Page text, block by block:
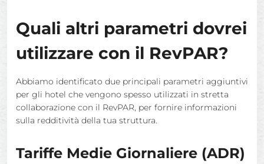
Quali altri parametri dovrei
utilizzare con il RevPAR?
Abbiamo identificato due principali parametri aggiuntivi
per gli hotel che vengono spesso utilizzati in stretta
collaborazione con il RevPAR, per fornire informazioni
sulla redditività della tua struttura.
Tariffe Medie Giornaliere (ADR)